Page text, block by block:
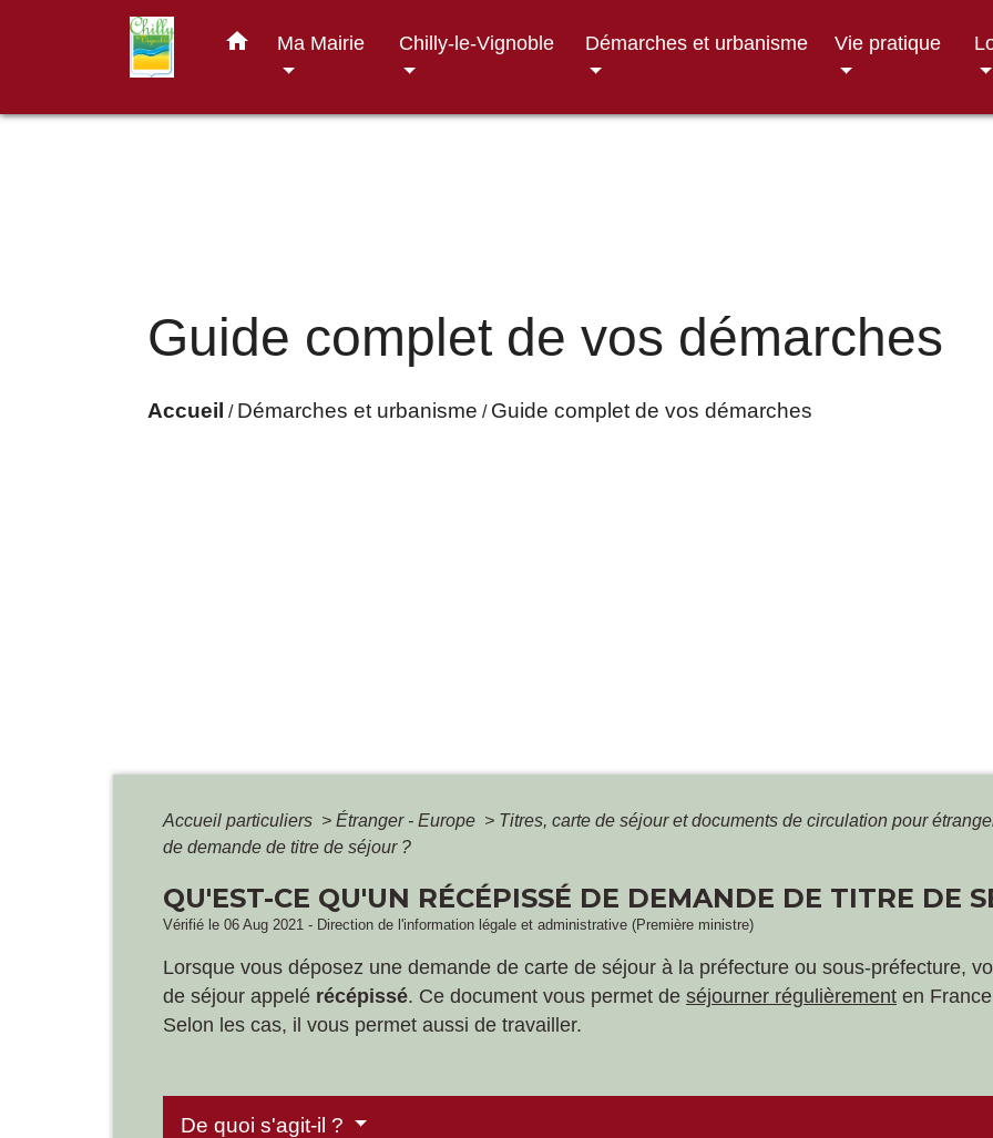
home Ma Mairie Chilly-le-Vignoble Démarches et urbanisme Vie pratique
Guide complet de vos démarches
Accueil / Démarches et urbanisme / Guide complet de vos démarches
Accueil particuliers > Étranger - Europe > Titres, carte de séjour et documents de circulation pour
de demande de titre de séjour ?
QU'EST-CE QU'UN RÉCÉPISSÉ DE DEMANDE DE TITRE DE
Vérifié le 06 Aug 2021 - Direction de l'information légale et administrative (Première ministre)
Lorsque vous déposez une demande de carte de séjour à la préfecture ou sous-préfecture,
de séjour appelé récépissé. Ce document vous permet de séjourner régulièrement en
Selon les cas, il vous permet aussi de travailler.
De quoi s'agit-il ?